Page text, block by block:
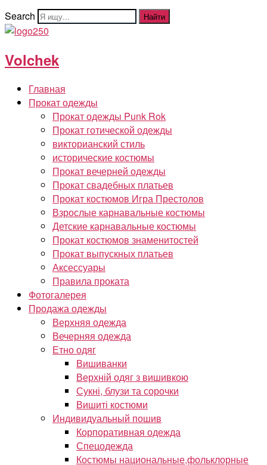
Search
Найти
Volchek
Главная
Прокат одежды
Прокат одежды Punk Rok
Прокат готической одежды
викторианский стиль
исторические костюмы
Прокат вечерней одежды
Прокат свадебных платьев
Прокат костюмов Игра Престолов
Взрослые карнавальные костюмы
Детские карнавальные костюмы
Прокат костюмов знаменитостей
Прокат выпускных платьев
Аксессуары
Правила проката
Фотогалерея
Продажа одежды
Верхняя одежда
Вечерняя одежда
Етно одяг
Вишиванки
Верхній одяг з вишивкою
Сукні, блузи та сорочки
Вишиті костюми
Индивидуальный пошив
Корпоративная одежда
Спецодежда
Костюмы национальные,фольклорные